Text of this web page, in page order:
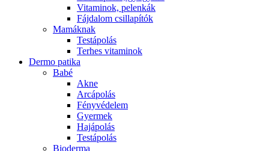
Vitaminok, pelenkák
Fájdalom csillapítók
Mamáknak
Testápolás
Terhes vitaminok
Dermo patika
Babé
Akne
Arcápolás
Fényvédelem
Gyermek
Hajápolás
Testápolás
Bioderma